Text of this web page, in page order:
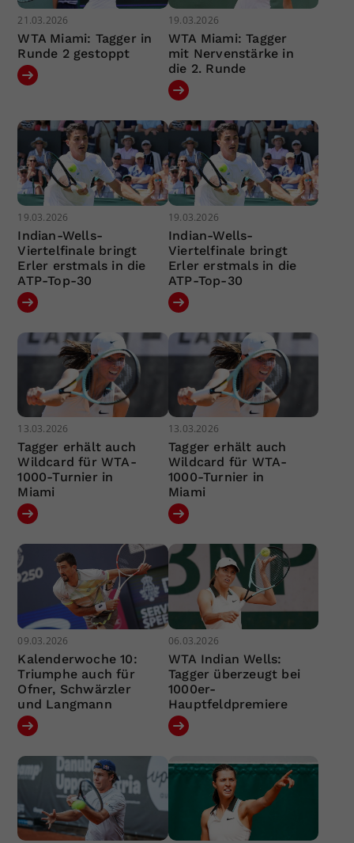
21.03.2026
WTA Miami: Tagger in
Runde 2 gestoppt
19.03.2026
WTA Miami: Tagger
mit Nervenstärke in
die 2. Runde
19.03.2026
Indian-Wells-
Viertelfinale bringt
Erler erstmals in die
ATP-Top-30
19.03.2026
Indian-Wells-
Viertelfinale bringt
Erler erstmals in die
ATP-Top-30
13.03.2026
Tagger erhält auch
Wildcard für WTA-
1000-Turnier in
Miami
13.03.2026
Tagger erhält auch
Wildcard für WTA-
1000-Turnier in
Miami
09.03.2026
Kalenderwoche 10:
Triumphe auch für
Ofner, Schwärzler
und Langmann
06.03.2026
WTA Indian Wells:
Tagger überzeugt bei
1000er-
Hauptfeldpremiere